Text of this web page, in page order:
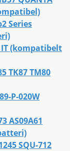
Series
IT (kompatibelt
TK87 TM80
P-020W
AS09A61
SQU-712